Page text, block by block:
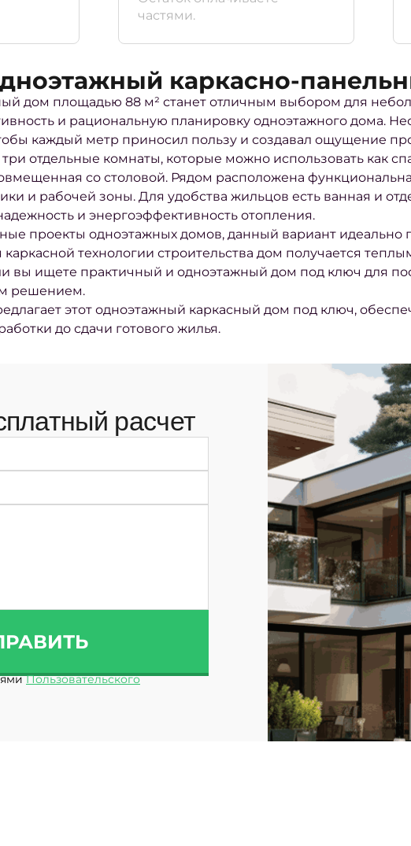
частями.
каркасно-
дом площадью 88 м² станет отличным выбором для
и рациональную планировку одноэтажного дома.
каждый метр приносил пользу и создавал ощущение
отдельные комнаты, которые можно использовать как
со столовой. Рядом расположена
и рабочей зоны. Для удобства жильцов есть ванная и
и энергоэффективность отопления.
проекты одноэтажных домов, данный вариант идеально
технологии строительства дом получается
вы ищете практичный и одноэтажный дом под ключ для
решением.
этот одноэтажный каркасный дом под ключ,
до сдачи готового жилья.
расчет
Пользовательского